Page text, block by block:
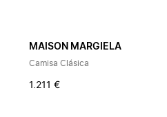
MAISON MARGIELA
Camisa Clásica
1.211 €